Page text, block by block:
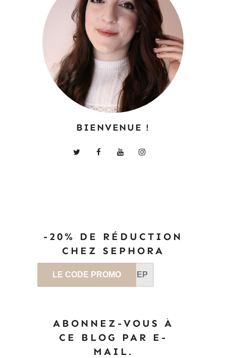
BIENVENUE !
-20% DE RÉDUCTION
CHEZ SEPHORA
LE CODE PROMO SEP
ABONNEZ-VOUS À
CE BLOG PAR E-
MAIL.